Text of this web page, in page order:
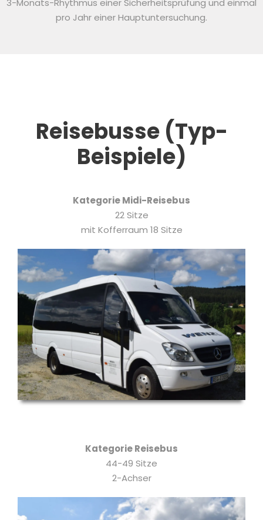
3-Monats-Rhythmus einer Sicherheitsprüfung und einmal
pro Jahr einer Hauptuntersuchung.
Reisebusse (Typ-
Beispiele)
KategorieMidi-Reisebus
22 Sitze
mit Kofferraum 18 Sitze
Kategorie Reisebus
44-49 Sitze
2-Achser